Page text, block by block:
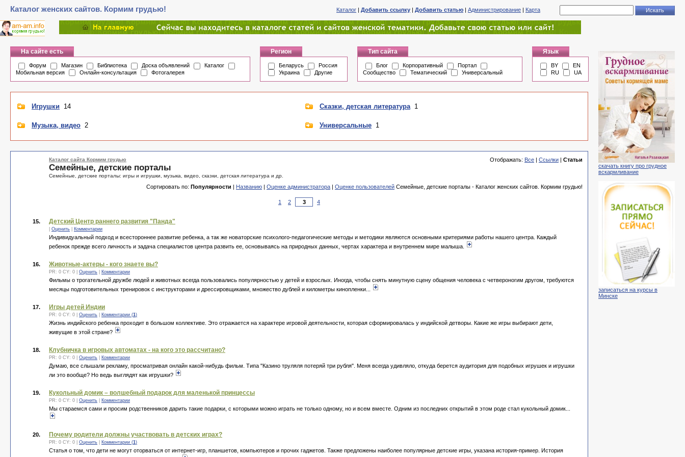
Каталог женских сайтов. Кормим грудью! Каталог | Добавить ссылку | Добавить статью | Администрирование | Карта
На сайте есть
Форум Магазин Библиотека Доска объявлений
Каталог
Мобильная версия
Онлайн-консультация Фотогалерея
Регион
Беларусь
Россия
Украина
Другие
Тип сайта
Блог Корпоративный
Портал
Сообщество
Тематический Универсальный
Язык
BY
EN
RU
UA
Игрушки 14
Музыка, видео 2
Сказки, детская литература 1
Универсальные 1
Каталог сайта Кормим грудью Отображать: Все | Ссылки | Статьи
Семейные, детские порталы
Семейные, детские порталы: игры и игрушки, музыка, видео, сказки, детская литература и др.
Сортировать по: Популярности | Названию | Оценке администратора | Оценке пользователей Семейные, детские порталы - Каталог женских сайтов. Кормим грудью!
1 2 4
15. Детский Центр раннего развития "Панда"
Оценить Комментарии
Индивидуальный подход и всестороннее развитие ребенка, а так же новаторские психолого-педагогические методы и методики являются основными критериями работы нашего центра. Каждый
ребенок прежде всего личность и задача специалистов центра развить ее, основываясь на природных данных, чертах характера и внутреннем мире малыша.
16. Животные-актеры - кого знаете вы?
PR: 0 CY: 0 | Оценить Комментарии
Фильмы о трогательной дружбе людей и животных всегда пользовались популярностью у детей и взрослых. Иногда, чтобы снять минутную сцену общения человека с четвероногим другом, требуются
месяцы подготовительных тренировок с инструкторами и дрессировщиками, множество дублей и километры кинопленки...
17. Игры детей Индии
PR: 0 CY: 0 | Оценить Комментарии (1)
Жизнь индийского ребенка проходит в большом коллективе. Это отражается на характере игровой деятельности, которая сформировалась у индийской детворы. Какие же игры выбирают дети,
живущие в этой стране?
18. Клубничка в игровых автоматах - на кого это рассчитано?
PR: 0 CY: 0 | Оценить Комментарии
Думаю, все слышали рекламу, просматривая онлайн какой-нибудь фильм. Типа "Казино труляля потеряй три рубля". Меня всегда удивляло, откуда берется аудитория для подобных игрушек и игрушки
ли это вообще? Но ведь выглядят как игрушки?
19. Кукольный домик – волшебный подарок для маленькой принцессы
PR: 0 CY: 0 | Оценить Комментарии
Мы стараемся сами и просим родственников дарить такие подарки, с которыми можно играть не только одному, но и всем вместе. Одним из последних открытий в этом роде стал кукольный домик...
20. Почему родители должны участвовать в детских играх?
PR: 0 CY: 0 | Оценить Комментарии (1)
Статья о том, что дети не могут оторваться от интернет-игр, планшетов, компьютеров и прочих гаджетов. Также предложены наиболее популярные детские игры, указана история-пример. История
скачать книгу про грудное
вскармливание
записаться на курсы в
Минске